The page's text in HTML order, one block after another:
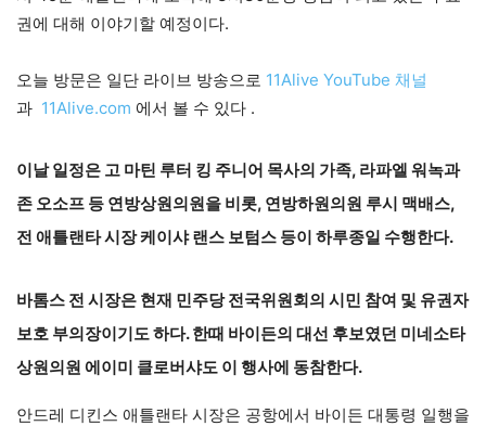
권에 대해 이야기할 예정이다.
오늘 방문은 일단 라이브 방송으로 11Alive YouTube 채널
과 11Alive.com 에서 볼 수 있다 .
이날 일정은 고 마틴 루터 킹 주니어 목사의 가족, 라파엘 워녹과
존 오소프 등 연방상원의원을 비롯, 연방하원의원 루시 맥배스,
전 애틀랜타 시장 케이샤 랜스 보텀스 등이 하루종일 수행한다.
바톰스 전 시장은 현재 민주당 전국위원회의 시민 참여 및 유권자
보호 부의장이기도 하다.한때 바이든의 대선 후보였던 미네소타
상원의원 에이미 클로버샤도 이 행사에 동참한다.
안드레 디킨스 애틀랜타 시장은 공항에서 바이든 대통령 일행을